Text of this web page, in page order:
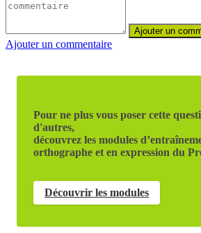
Ajouter un commentaire
Pour ne plus vous poser cette
d'autres,
découvrez les modules
orthographe et en expression du
Découvrir les modules